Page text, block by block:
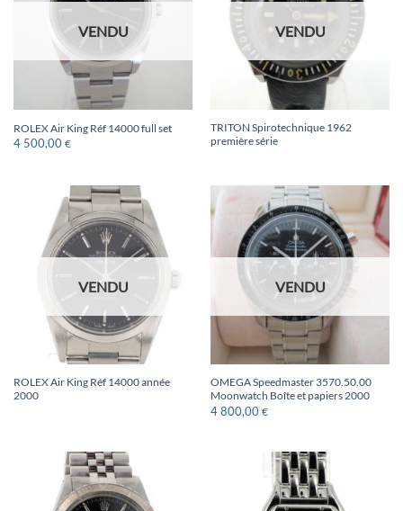
VENDU
ROLEX Air King Réf 14000 full set
4 500,00 €
VENDU
TRITON Spirotechnique 1962
première série
VENDU
ROLEX Air King Réf 14000 année
2000
VENDU
OMEGA Speedmaster 3570.50.00
Moonwatch Boîte et papiers 2000
4 800,00 €